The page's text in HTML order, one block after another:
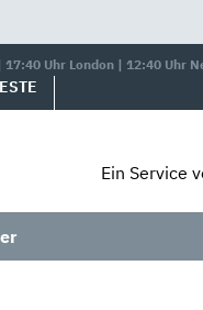
Uhr London | 12:40 Uhr
Ein Service